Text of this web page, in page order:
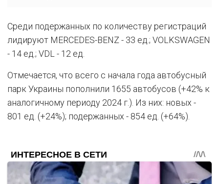
Среди подержанных по количеству регистраций
лидируют MERCEDES-BENZ - 33 ед.; VOLKSWAGEN
- 14 ед.; VDL - 12 ед.
Отмечается, что всего с начала года автобусный
парк Украины пополнили 1655 автобусов (+42% к
аналогичному периоду 2024 г.). Из них: новых -
801 ед. (+24%); подержанных - 854 ед. (+64%).